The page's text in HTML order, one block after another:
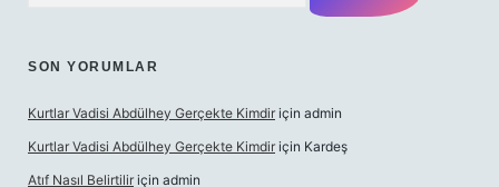
SON YORUMLAR
Kurtlar Vadisi Abdülhey Gerçekte Kimdir için admin
Kurtlar Vadisi Abdülhey Gerçekte Kimdir için Kardeş
Atıf Nasıl Belirtilir için admin